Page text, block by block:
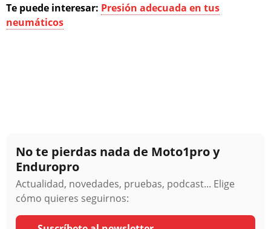
Te puede interesar: Presión adecuada en tus
neumáticos
No te pierdas nada de Moto1pro y
Enduropro
Actualidad, novedades, pruebas, podcast... Elige
cómo quieres seguirnos: